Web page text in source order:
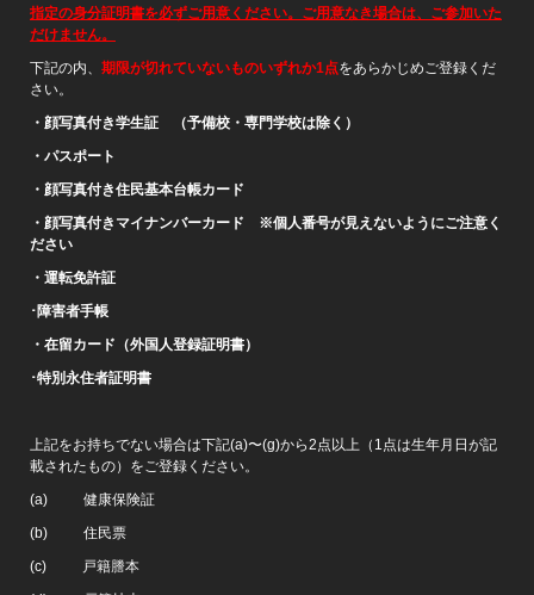
指定の身分証明書を必ずご用意ください。ご用意なき場合は、ご参加いた
だけません。
下記の内、 期限が切れていないものいずれか1点をあらかじめご登録くだ
さい。
・顔写真付き学生証 （予備校・専門学校は除く）
・パスポート
・顔写真付き住民基本台帳カード
・顔写真付きマイナンバーカード ※個人番号が見えないようにご注意く
ださい
・運転免許証
･障害者手帳
・在留カード（外国人登録証明書）
･特別永住者証明書
上記をお持ちでない場合は下記(a)〜(g)から2点以上（1点は生年月日が記
載されたもの）をご登録ください。
(a) 健康保険証
(b) 住民票
(c) 戸籍謄本